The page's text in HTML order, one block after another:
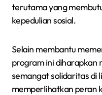
terutama yang
kepedulian sosial.
Selain membantu
program ini diharapkan
semangat solidaritas di
memperlihatkan peran